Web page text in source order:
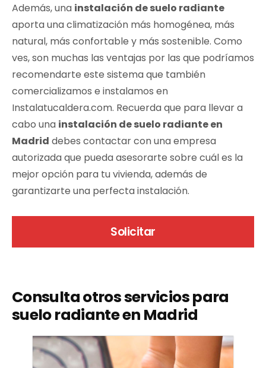
Además, una instalación de suelo radiante
aporta una climatización más homogénea, más
natural, más confortable y más sostenible. Como
ves, son muchas las ventajas por las que podríamos
recomendarte este sistema que también
comercializamos e instalamos en
Instalatucaldera.com. Recuerda que para llevar a
cabo una instalación de suelo radiante en
Madrid debes contactar con una empresa
autorizada que pueda asesorarte sobre cuál es la
mejor opción para tu vivienda, además de
garantizarte una perfecta instalación.
Solicitar
Consulta otros servicios para
suelo radiante en Madrid